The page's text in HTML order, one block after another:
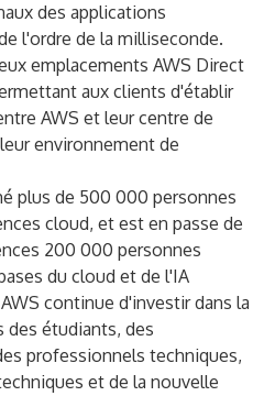
des applications
l'ordre de la milliseconde.
emplacements AWS Direct
aux clients d'établir
AWS et leur centre de
environnement de
plus de 500 000 personnes
cloud, et est en passe de
200 000 personnes
du cloud et de l'IA
continue d'investir dans la
étudiants, des
professionnels techniques,
et de la nouvelle